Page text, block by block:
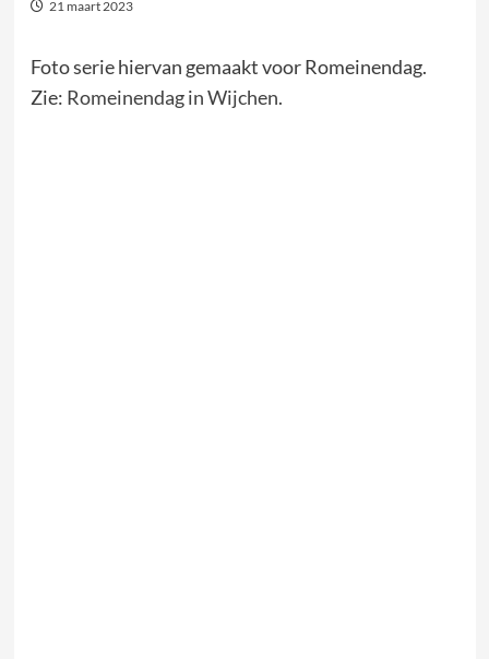
21 maart 2023
Foto serie hiervan gemaakt voor Romeinendag.
Zie: Romeinendag in Wijchen.